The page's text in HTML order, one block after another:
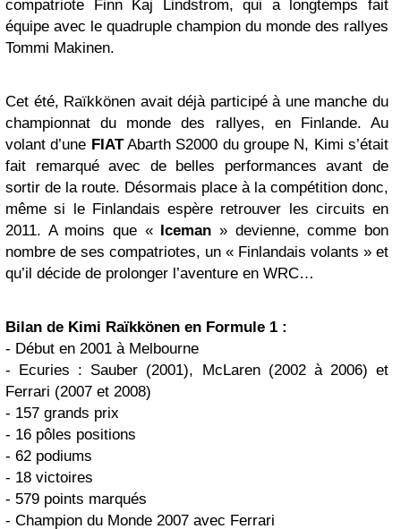
compatriote Finn Kaj Lindstrom, qui a longtemps fait
équipe avec le quadruple champion du monde des rallyes
Tommi Makinen.
Cet été, Raïkkönen avait déjà participé à une manche du
championnat du monde des rallyes, en Finlande. Au
volant d’une FIATAbarth S2000 du groupe N, Kimi s’était
fait remarqué avec de belles performances avant de
sortir de la route. Désormais place à la compétition donc,
même si le Finlandais espère retrouver les circuits en
2011. A moins que « Iceman » devienne, comme bon
nombre de ses compatriotes, un « Finlandais volants » et
qu’il décide de prolonger l’aventure en WRC…
Bilan de Kimi Raïkkönen en Formule 1 :
- Début en 2001 à Melbourne
- Ecuries : Sauber (2001), McLaren (2002 à 2006) et
Ferrari (2007 et 2008)
- 157 grands prix
- 16 pôles positions
- 62 podiums
- 18 victoires
- 579 points marqués
- Champion du Monde 2007 avec Ferrari